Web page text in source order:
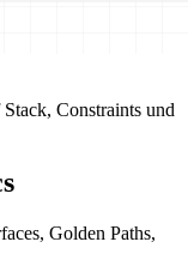
Constraints und
Golden Paths,